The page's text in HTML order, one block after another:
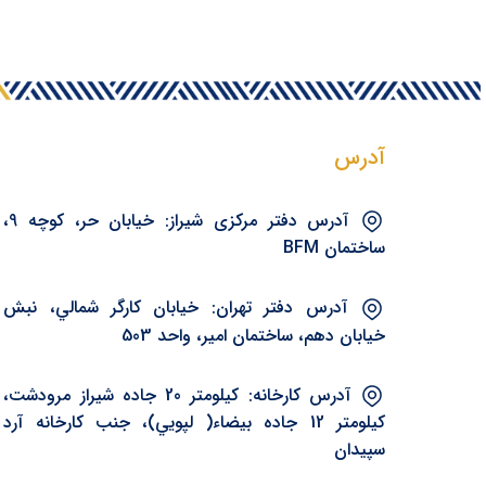
آدرس
آدرس دفتر مرکزی شيراز: خیابان حر، کوچه 9،
ساختمان BFM
آدرس دفتر تهران: خيابان کارگر شمالي، نبش
خيابان دهم، ساختمان امير، واحد 503
آدرس کارخانه: کيلومتر 20 جاده شيراز مرودشت،
کيلومتر 12 جاده بيضاء( لپويي)، جنب کارخانه آرد
سپيدان